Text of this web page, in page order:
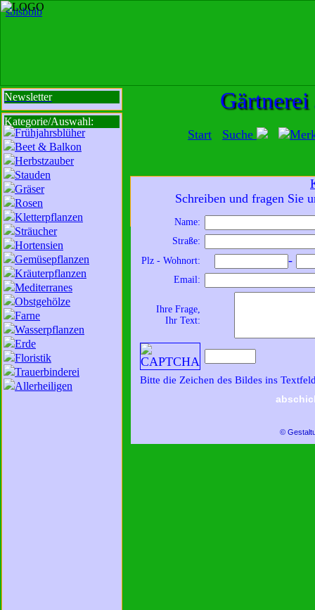
sbisbbib
Start Suche
Gärtnerei
Newsletter
Kategorie/Auswahl:
Frühjahrsblüher
Beet & Balkon
Herbstzauber
Stauden
Gräser
Rosen
Kletterpflanzen
Sträucher
Hortensien
Gemüsepflanzen
Kräuterpflanzen
Mediterranes
Obstgehölze
Farne
Wasserpflanzen
Erde
Floristik
Trauerbinderei
Allerheiligen
Wir sind für Sie da:
Mo - Fr: 8 - 18 Uhr
Sa: 8 - 13 Uhr
und freuen uns auf
Ihren Besuch.
Schreiben und fragen Sie
Name:
Straße:
Plz - Wohnort:
-
Email:
Ihre Frage,
Ihr Text:
Bitte die Zeichen des Bildes ins
©
Mit der Nutzung unserer Dienste
zur